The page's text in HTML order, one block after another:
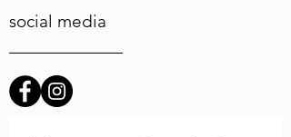
social media